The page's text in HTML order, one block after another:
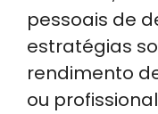
pessoais de
estratégias
rendimento
ou